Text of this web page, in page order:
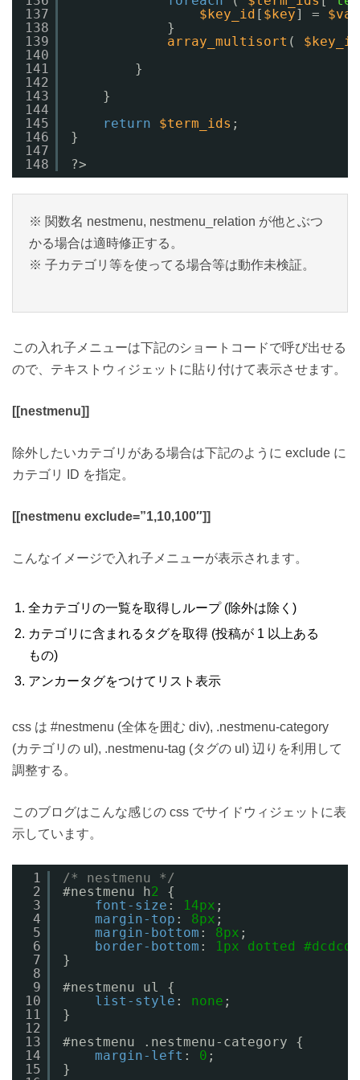
137
138
139
140
141
142
143
144
145
146
147
148
$key_id [ $key] =
}
array_multisort ( $key_id
}
}
return
$term_ids ;
}
?>
※ 関数名 nestmenu, nestmenu_relation が他とぶつ
かる場合は適時修正する。
※ 子カテゴリ等を使ってる場合等は動作未検証。
この入れ子メニューは下記のショートコードで呼び出せる
ので、テキストウィジェットに貼り付けて表示させます。
[[nestmenu]]
除外したいカテゴリがある場合は下記のように exclude に
カテゴリ ID を指定。
[[nestmenu exclude=”1,10,100″]]
こんなイメージで入れ子メニューが表示されます。
全カテゴリの一覧を取得しループ (除外は除く)
カテゴリに含まれるタグを取得 (投稿が 1 以上ある
もの)
アンカータグをつけてリスト表示
css は #nestmenu (全体を囲む div), .nestmenu-category
(カテゴリの ul), .nestmenu-tag (タグの ul) 辺りを利用して
調整する。
このブログはこんな感じの css でサイドウィジェットに表
示しています。
1
2
3
4
5
6
7
8
9
10
11
12
13
14
15
/* nestmenu */
#nestmenu h2
{
font-size : 14px ;
margin-top : 8px ;
margin-bottom : 8px ;
border-bottom : 1px dotted
#dcdcdc
}
#nestmenu ul {
list-style : none ;
}
#nestmenu .nestmenu-category {
margin-left : 0 ;
}